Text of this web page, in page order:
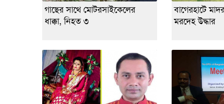
গাছের সাথে মোটরসাইকেলের
ধাক্কা, নিহত ৩
বাগেরহাটে
মরদেহ উদ্ধার